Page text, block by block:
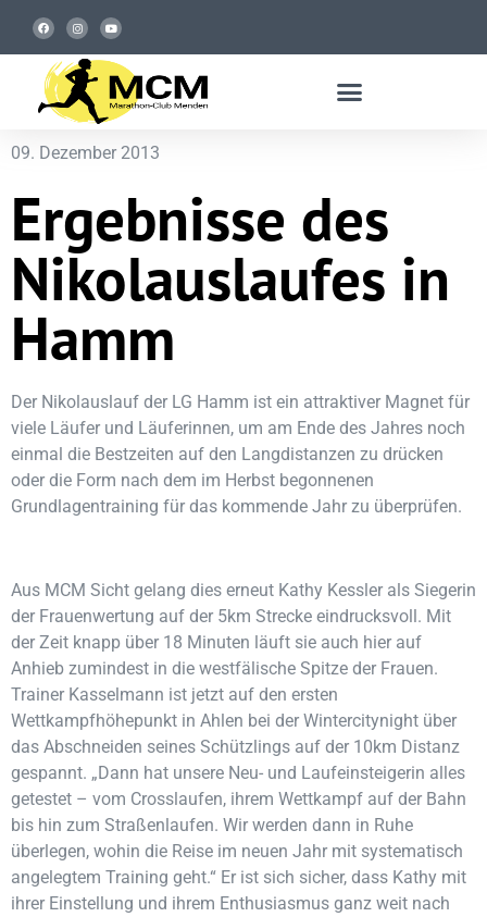
09. Dezember 2013
Ergebnisse des
Nikolauslaufes in
Hamm
Der Nikolauslauf der LG Hamm ist ein attraktiver Magnet für
viele Läufer und Läuferinnen, um am Ende des Jahres noch
einmal die Bestzeiten auf den Langdistanzen zu drücken
oder die Form nach dem im Herbst begonnenen
Grundlagentraining für das kommende Jahr zu überprüfen.
Aus MCM Sicht gelang dies erneut Kathy Kessler als Siegerin
der Frauenwertung auf der 5km Strecke eindrucksvoll. Mit
der Zeit knapp über 18 Minuten läuft sie auch hier auf
Anhieb zumindest in die westfälische Spitze der Frauen.
Trainer Kasselmann ist jetzt auf den ersten
Wettkampfhöhepunkt in Ahlen bei der Wintercitynight über
das Abschneiden seines Schützlings auf der 10km Distanz
gespannt. „Dann hat unsere Neu- und Laufeinsteigerin alles
getestet – vom Crosslaufen, ihrem Wettkampf auf der Bahn
bis hin zum Straßenlaufen. Wir werden dann in Ruhe
überlegen, wohin die Reise im neuen Jahr mit systematisch
angelegtem Training geht.“ Er ist sich sicher, dass Kathy mit
ihrer Einstellung und ihrem Enthusiasmus ganz weit nach